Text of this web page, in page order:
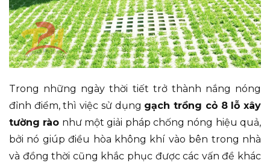
Trong những ngày thời tiết trở thành nắng nóng
đỉnh điểm, thì việc sử dụng gạch trồng cỏ 8 lỗ xây
tường rào như một giải pháp chống nóng hiệu quả,
bởi nó giúp điều hòa không khí vào bên trong nhà
và đồng thời cũng khắc phục được các vấn đề khác